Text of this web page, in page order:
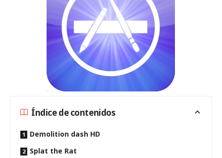
Índice de contenidos
Demolition dash HD
Splat the Rat